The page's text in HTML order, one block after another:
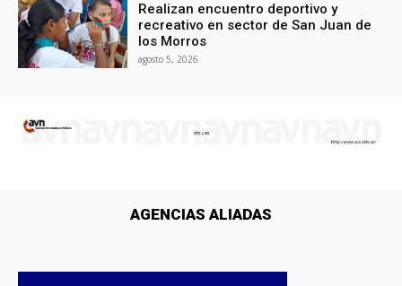
Realizan encuentro deportivo y
recreativo en sector de San Juan de
los Morros
agosto 5, 2026
AGENCIAS ALIADAS